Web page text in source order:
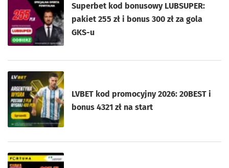
Superbet kod bonusowy LUBSUPER:
pakiet 255 zł i bonus 300 zł za gola
GKS-u
LVBET kod promocyjny 2026: 20BEST i
bonus 4321 zł na start